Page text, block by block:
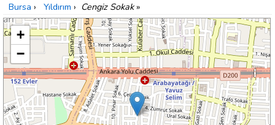
Bursa › Yıldırım › Cengiz Sokak»
+
−